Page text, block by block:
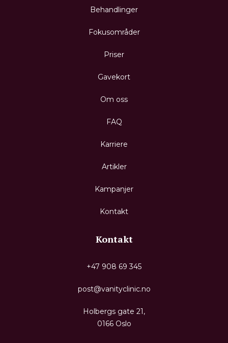
Behandlinger
Fokusområder
Priser
Gavekort
Om oss
FAQ
Karriere
Artikler
Kampanjer
Kontakt
Kontakt
+47 908 69 345
post@vanityclinic.no
Holbergs gate 21,
0166 Oslo